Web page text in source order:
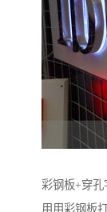
彩钢板+穿孔
用用彩钢板